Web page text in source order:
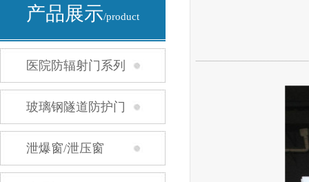
产品展示/product
医院防辐射门系列
玻璃钢隧道防护门
泄爆窗/泄压窗